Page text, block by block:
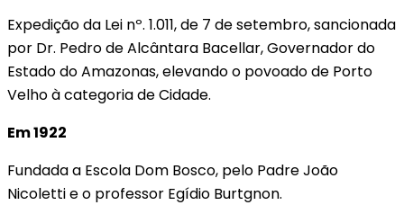
Expedição da Lei nº. 1.011, de 7 de setembro, sancionada
por Dr. Pedro de Alcântara Bacellar, Governador do
Estado do Amazonas, elevando o povoado de Porto
Velho à categoria de Cidade.
Em 1922
Fundada a Escola Dom Bosco, pelo Padre João
Nicoletti e o professor Egídio Burtgnon.